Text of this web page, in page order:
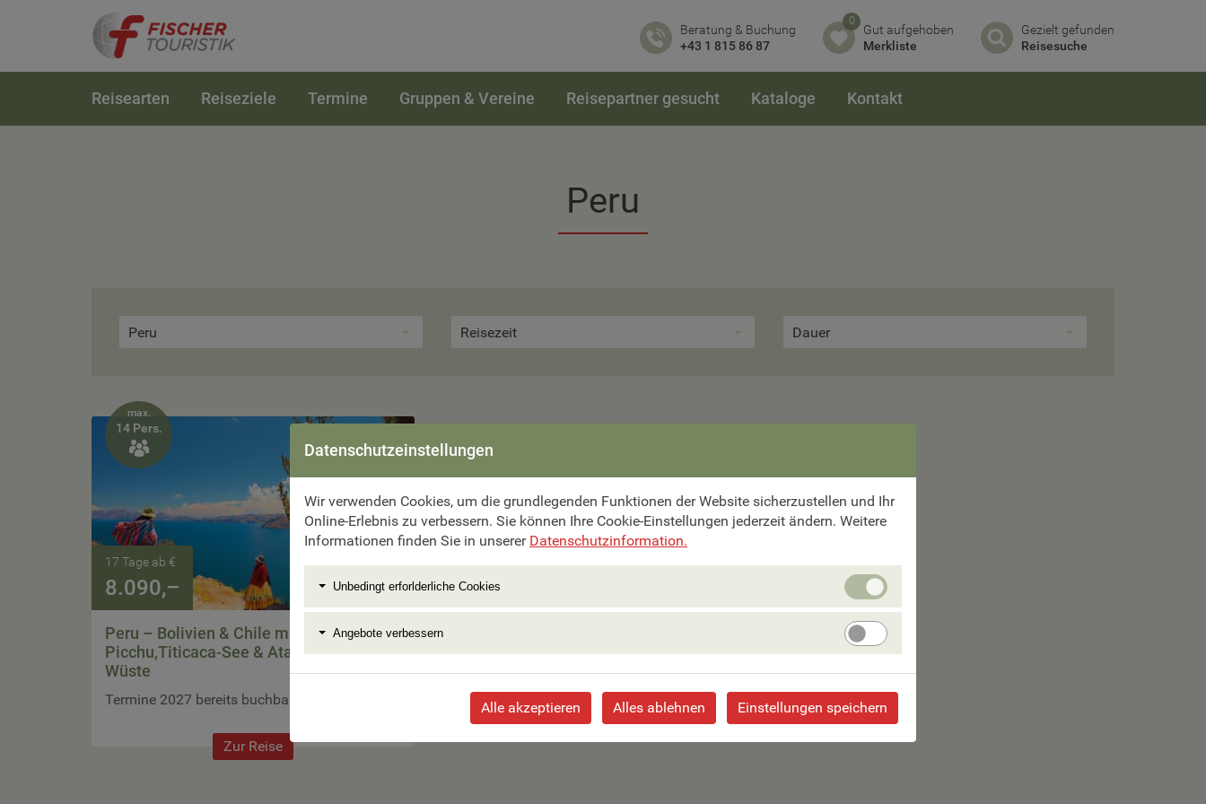
Beratung & Buchung
+43 1 815 86 87
0
Gut aufgehoben
Merkliste
Gezielt gefunden
Reisesuche
Reisearten Reiseziele Termine Gruppen & Vereine Reisepartner gesucht Kataloge Kontakt
Peru
Peru Reisezeit Dauer
max.
14 Pers.

17 Tage ab €
8.090,–
Peru – Bolivien & Chile mit Machu
Picchu,Titicaca-See & Atacama-
Wüste
Termine 2027 bereits buchbar
Zur Reise
Datenschutzeinstellungen
Wir verwenden Cookies, um die grundlegenden Funktionen der Website sicherzustellen und Ihr
Online-Erlebnis zu verbessern. Sie können Ihre Cookie-Einstellungen jederzeit ändern. Weitere
Informationen finden Sie in unserer Datenschutzinformation.
Unbedingt erforlderliche Cookies
Cookies
Angebote verbessern
Alle akzeptieren Alles ablehnen Einstellungen speichern